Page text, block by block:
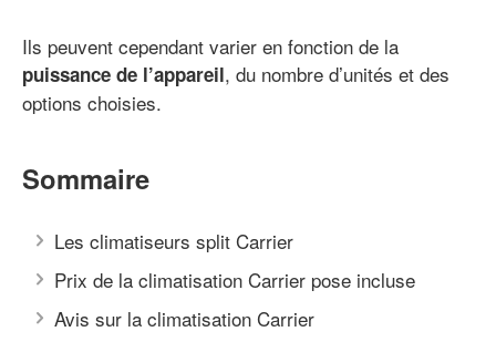
Ils peuvent cependant varier en fonction de la
puissance de l’appareil, du nombre d’unités et des
options choisies.
Sommaire
Les climatiseurs split Carrier
Prix de la climatisation Carrier pose incluse
Avis sur la climatisation Carrier